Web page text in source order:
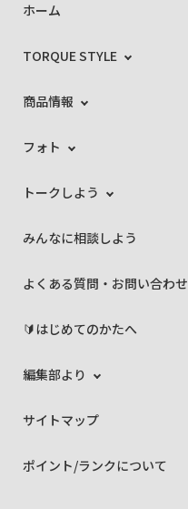
ホーム
TORQUE STYLE
商品情報
フォト
トークしよう
みんなに相談しよう
よくある質問・お問い合わせ
🔰はじめてのかたへ
編集部より
サイトマップ
ポイント/ランクについて